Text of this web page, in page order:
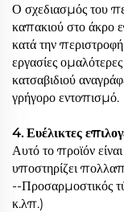
Ο σχεδιασμός του
καπακιού στο άκρο
κατά την περιστροφή
εργασίες
κατσαβιδιού
γρήγορο εντοπισμό.
4. Ευέλικτες
Αυτό το προϊόν
υποστηρίζει
--Προσαρμοστικός
κ.λπ.)